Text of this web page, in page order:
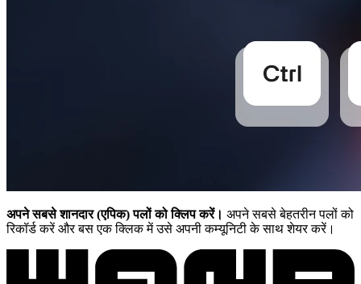
अपने सबसे शानदार (एपिक) पलों को क्लिप करें। अपने सबसे बेहतरीन पलों को
रिकॉर्ड करें और बस एक क्लिक में उसे अपनी कम्यूनिटी के साथ शेयर करें।